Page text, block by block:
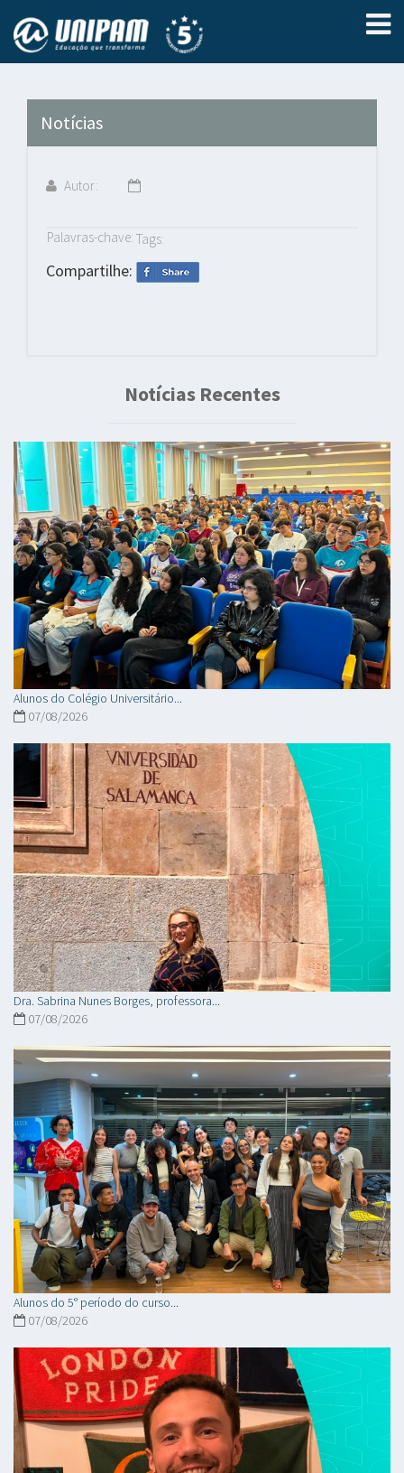
Notícias
Autor:
Palavras-chave: Tags:
Compartilhe:
Notícias Recentes
Alunos do Colégio Universitário...
07/08/2026
Dra. Sabrina Nunes Borges, professora...
07/08/2026
Alunos do 5° período do curso...
07/08/2026